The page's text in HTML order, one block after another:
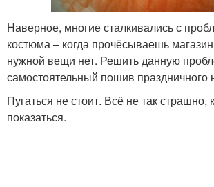
Наверное, многие сталкивались с
костюма – когда прочёсываешь
нужной вещи нет. Решить данную
самостоятельный пошив праздничного
Пугаться не стоит. Всё не так страшно,
показаться.